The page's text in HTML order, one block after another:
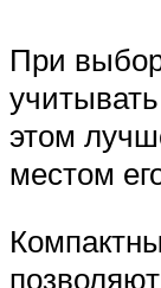
При
этом
местом